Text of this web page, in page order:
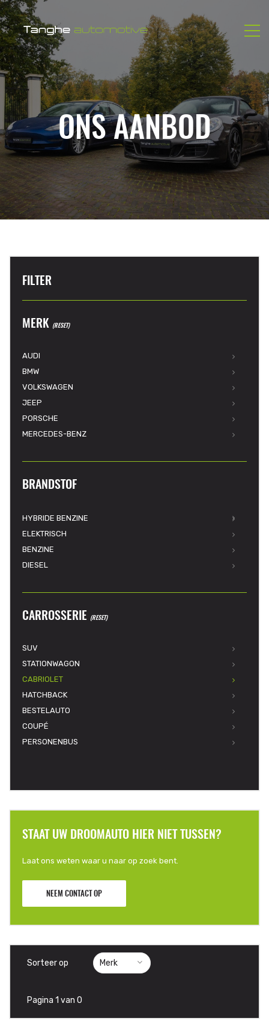
ONS AANBOD
FILTER
MERK (RESET)
AUDI
BMW
VOLKSWAGEN
JEEP
PORSCHE
MERCEDES-BENZ
BRANDSTOF
HYBRIDE BENZINE
ELEKTRISCH
BENZINE
DIESEL
CARROSSERIE (RESET)
SUV
STATIONWAGON
CABRIOLET
HATCHBACK
BESTELAUTO
COUPÉ
PERSONENBUS
STAAT UW DROOMAUTO HIER NIET TUSSEN?
Laat ons weten waar u naar op zoek bent.
NEEM CONTACT OP
Sorteer op
Pagina 1 van 0